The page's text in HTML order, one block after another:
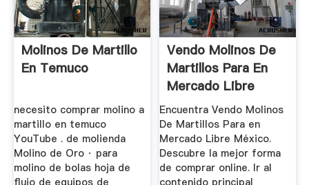
Molinos De Martillo
En Temuco
necesito comprar molino a
martillo en temuco
YouTube . de molienda
Molino de Oro · para
molino de bolas hoja de
Vendo Molinos De
Martillos Para En
Mercado Libre
México
Encuentra Vendo Molinos
De Martillos Para en
Mercado Libre México.
Descubre la mejor forma
de comprar online. Ir al